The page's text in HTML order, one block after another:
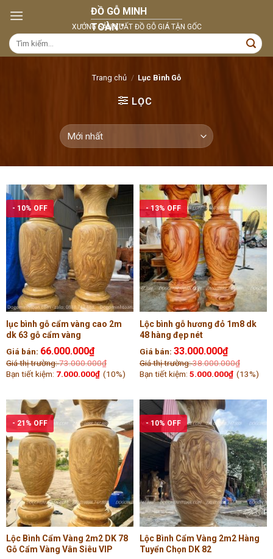
content
Tìm
kiếm:
Trang chủ / Lục Bình Gỗ
LỌC
- 10% OFF
lục bình gỗ cẩm vàng cao 2m
dk 63 gỗ cẩm vàng
Giá bán: 66.000.000₫
Giá thị trường:73.000.000₫
Bạn tiết kiệm: 7.000.000₫ (10%)
- 13% OFF
Lộc bình gỗ hương đỏ 1m8 dk
48 hàng đẹp nét
Giá bán: 33.000.000₫
Giá thị trường:38.000.000₫
Bạn tiết kiệm: 5.000.000₫ (13%)
- 21% OFF
Lộc Bình Cẩm Vàng 2m2 DK 78
Gỗ Cẩm Vàng Vân Siêu VIP
- 10% OFF
Lộc Bình Cẩm Vàng 2m2 Hàng
Tuyển Chọn DK 82